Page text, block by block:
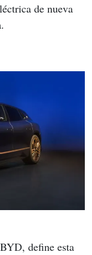
de nueva
define esta